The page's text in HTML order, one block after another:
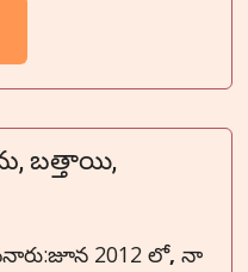
బత్తాయి,
2012 లో, నా